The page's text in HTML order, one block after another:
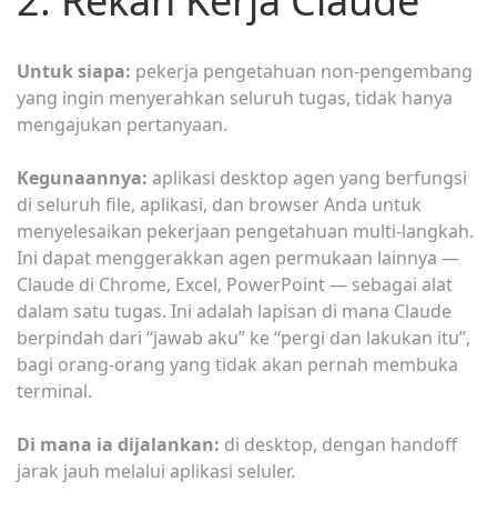
Untuk siapa: pekerja pengetahuan non-pengembang
yang ingin menyerahkan seluruh tugas, tidak hanya
mengajukan pertanyaan.
Kegunaannya: aplikasi desktop agen yang berfungsi
di seluruh file, aplikasi, dan browser Anda untuk
menyelesaikan pekerjaan pengetahuan multi-langkah.
Ini dapat menggerakkan agen permukaan lainnya —
Claude di Chrome, Excel, PowerPoint — sebagai alat
dalam satu tugas. Ini adalah lapisan di mana Claude
berpindah dari “jawab aku” ke “pergi dan lakukan itu”,
bagi orang-orang yang tidak akan pernah membuka
terminal.
Di mana ia dijalankan: di desktop, dengan handoff
jarak jauh melalui aplikasi seluler.